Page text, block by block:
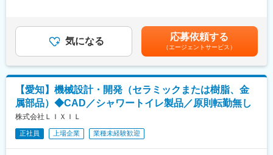
変更の範囲：会社の定める業務
■職務概要
水栓金具・シャワー・配管部品などの設計開発業務全般をお任せ
します。
■具体的な業務内容
・水栓金具・水回り製品の設計、構造検討
・新製品および既存製品の改良・仕様検討
・図面作成（2D/3D CAD）
・原価計算・コストダウン検討
月）※過去実績…通年5ヶ月分）賃金はあくまでも目安の金額であ
り、選考を通じて上下する可能性があります。月給(月額)は固定手
気になる 応募依頼する
（エージェントサービス）
【愛知】機械設計・開発（セラミックまたは樹脂、金
属部品）◆CAD／シャワートイレ製品／原則転勤無し
株式会社ＬＩＸＩＬ
正社員 上場企業 業種未経験歓迎